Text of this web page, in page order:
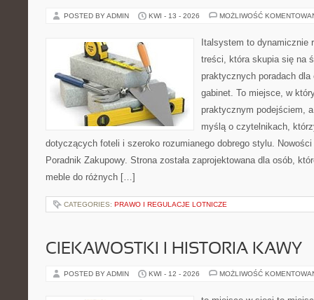
POSTED BY ADMIN KWI - 13 - 2026 MOŻLIWOŚĆ
Italsystem to dynamicznie
treści, która skupia się na
praktycznych poradach
gabinet. To miejsce, w
praktycznym podejściem,
myślą o czytelnikach,
dotyczących foteli i szeroko rozumianego dobrego stylu.
Poradnik Zakupowy. Strona została zaprojektowana dla osób,
meble do różnych […]
CATEGORIES: PRAWO I REGULACJE LOTNICZE
CIEKAWOSTKI I HISTORIA KAWY
POSTED BY ADMIN KWI - 12 - 2026 MOŻLIWOŚĆ